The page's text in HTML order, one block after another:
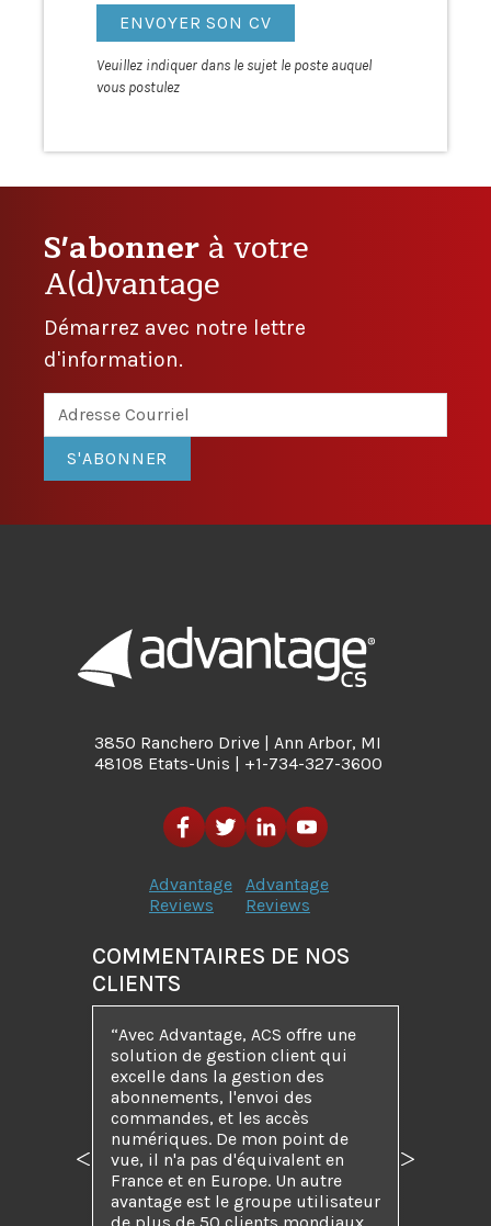
ENVOYER SON CV
Veuillez indiquer dans le sujet le poste auquel
vous postulez
S'abonnerà votre
A(d)vantage
Démarrez avec notre lettre
d'information.
S'ABONNER
3850 Ranchero Drive | Ann Arbor, MI
48108 Etats-Unis | +1-734-327-3600
Advantage
Reviews
Advantage
Reviews
COMMENTAIRES DE NOS
CLIENTS
“Avec Advantage, ACS offre une
solution de gestion client qui
excelle dans la gestion des
abonnements, l'envoi des
commandes, et les accès
numériques. De mon point de
vue, il n'a pas d'équivalent en
France et en Europe. Un autre
avantage est le groupe utilisateur
Précédent Suivant